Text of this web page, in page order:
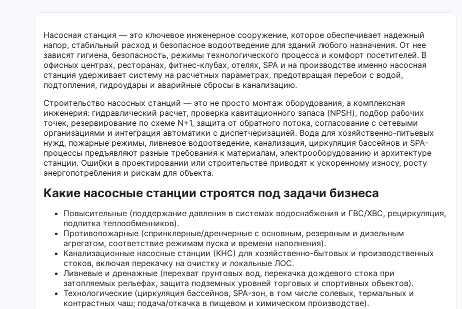
Насосная станция — это ключевое инженерное сооружение, которое обеспечивает надежный
напор, стабильный расход и безопасное водоотведение для зданий любого назначения. От нее
зависят гигиена, безопасность, режимы технологического процесса и комфорт посетителей. В
офисных центрах, ресторанах, фитнес-клубах, отелях, SPA и на производстве именно насосная
станция удерживает систему на расчетных параметрах, предотвращая перебои с водой,
подтопления, гидроудары и аварийные сбросы в канализацию.
Строительство насосных станций — это не просто монтаж оборудования, а комплексная
инженерия: гидравлический расчет, проверка кавитационного запаса (NPSH), подбор рабочих
точек, резервирование по схеме N+1, защита от обратного потока, согласование с сетевыми
организациями и интеграция автоматики с диспетчеризацией. Вода для хозяйственно-питьевых
нужд, пожарные режимы, ливневое водоотведение, канализация, циркуляция бассейнов и SPA-
процессы предъявляют разные требования к материалам, электрооборудованию и архитектуре
станции. Ошибки в проектировании или строительстве приводят к ускоренному износу, росту
энергопотребления и рискам для объекта.
Какие насосные станции строятся под задачи бизнеса
Повысительные (поддержание давления в системах водоснабжения и ГВС/ХВС, рециркуляция,
подпитка теплообменников).
Противопожарные (спринклерные/дренчерные с основным, резервным и дизельным
агрегатом, соответствие режимам пуска и времени наполнения).
Канализационные насосные станции (КНС) для хозяйственно-бытовых и производственных
стоков, включая перекачку на очистку и локальные ЛОС.
Ливневые и дренажные (перехват грунтовых вод, перекачка дождевого стока при
затопляемых рельефах, защита подземных уровней торговых и спортивных объектов).
Технологические (циркуляция бассейнов, SPA-зон, в том числе солевых, термальных и
контрастных чаш; подача/откачка в пищевом и химическом производстве).